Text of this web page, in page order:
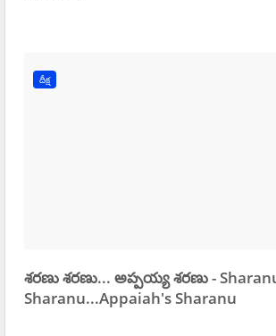
దీక్ష
శరణు శరణు... అప్పయ్య శరణు -
Sharanu...Appaiah's Sharanu